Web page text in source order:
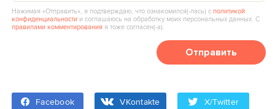
Нажимая «Отправить», я подтверждаю, что ознакомился(‑лась) сполитикой
конфиденциальности и соглашаюсь на обработку моих персональных данных. С
правилами комментирования я тоже согласен(‑а).
Отправить
Facebook VKontakte X/Twitter